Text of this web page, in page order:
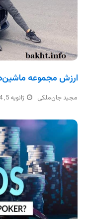
ارزش مجموعه
مجید جان‌ملکی ژانویه 5, 2024